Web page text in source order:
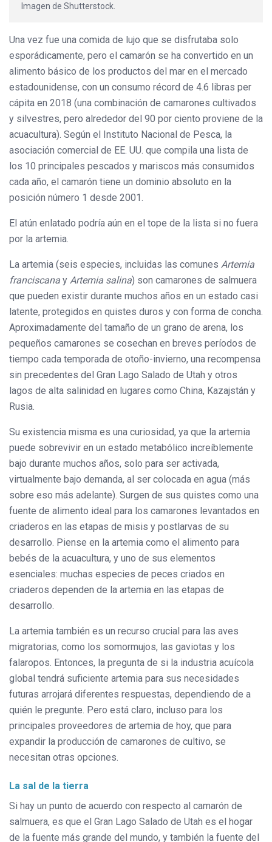
Imagen de Shutterstock.
Una vez fue una comida de lujo que se disfrutaba solo
esporádicamente, pero el camarón se ha convertido en un
alimento básico de los productos del mar en el mercado
estadounidense, con un consumo récord de 4.6 libras per
cápita en 2018 (una combinación de camarones cultivados
y silvestres, pero alrededor del 90 por ciento proviene de la
acuacultura). Según el Instituto Nacional de Pesca, la
asociación comercial de EE. UU. que compila una lista de
los 10 principales pescados y mariscos más consumidos
cada año, el camarón tiene un dominio absoluto en la
posición número 1 desde 2001.
El atún enlatado podría aún en el tope de la lista si no fuera
por la artemia.
La artemia (seis especies, incluidas las comunes Artemia
franciscana y Artemia salina) son camarones de salmuera
que pueden existir durante muchos años en un estado casi
latente, protegidos en quistes duros y con forma de concha.
Aproximadamente del tamaño de un grano de arena, los
pequeños camarones se cosechan en breves períodos de
tiempo cada temporada de otoño-invierno, una recompensa
sin precedentes del Gran Lago Salado de Utah y otros
lagos de alta salinidad en lugares como China, Kazajstán y
Rusia.
Su existencia misma es una curiosidad, ya que la artemia
puede sobrevivir en un estado metabólico increíblemente
bajo durante muchos años, solo para ser activada,
virtualmente bajo demanda, al ser colocada en agua (más
sobre eso más adelante). Surgen de sus quistes como una
fuente de alimento ideal para los camarones levantados en
criaderos en las etapas de misis y postlarvas de su
desarrollo. Piense en la artemia como el alimento para
bebés de la acuacultura, y uno de sus elementos
esenciales: muchas especies de peces criados en
criaderos dependen de la artemia en las etapas de
desarrollo.
La artemia también es un recurso crucial para las aves
migratorias, como los somormujos, las gaviotas y los
falaropos. Entonces, la pregunta de si la industria acuícola
global tendrá suficiente artemia para sus necesidades
futuras arrojará diferentes respuestas, dependiendo de a
quién le pregunte. Pero está claro, incluso para los
principales proveedores de artemia de hoy, que para
expandir la producción de camarones de cultivo, se
necesitan otras opciones.
La sal de la tierra
Si hay un punto de acuerdo con respecto al camarón de
salmuera, es que el Gran Lago Salado de Utah es el hogar
de la fuente más grande del mundo, y también la fuente del